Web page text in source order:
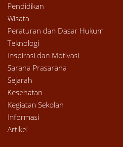
Pendidikan
Wisata
Peraturan dan Dasar Hukum
Teknologi
Inspirasi dan Motivasi
Sarana Prasarana
Sejarah
Kesehatan
Kegiatan Sekolah
Informasi
Artikel